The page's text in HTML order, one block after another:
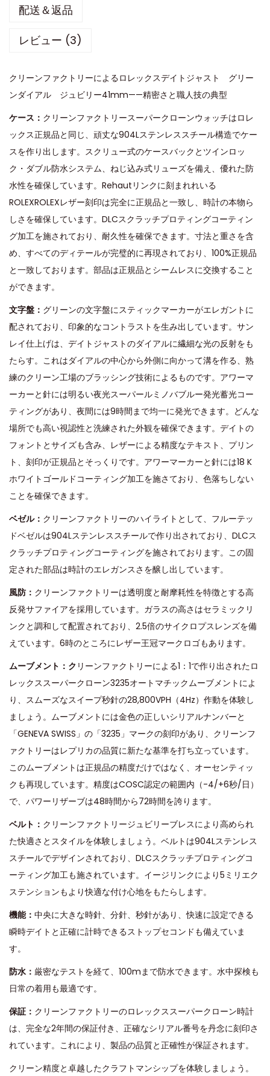
配送＆返品
レビュー (3)
クリーンファクトリーによるロレックスデイトジャスト グリー
ンダイアル ジュビリー41mm——精密さと職人技の典型
ケース： クリーンファクトリースーパークローンウォッチはロレ
ックス正規品と同じ、頑丈な904Lステンレススチール構造でケー
スを作り出します。スクリュー式のケースバックとツインロッ
ク・ダブル防水システム、ねじ込み式リューズを備え、優れた防
水性を確保しています。Rehautリンクに刻まれれいる
ROLEXROLEXレザー刻印は完全に正規品と一致し、時計の本物ら
しさを確保しています。DLCスクラッチプロティングコーティン
グ加工を施されており、耐久性を確保できます。寸法と重さを含
め、すべてのディテールが完璧的に再現されており、100%正規品
と一致しております。部品は正規品とシームレスに交換すること
ができます。
文字盤： グリーンの文字盤にスティックマーカーがエレガントに
配されており、印象的なコントラストを生み出しています。サン
レイ仕上げは、デイトジャストのダイアルに繊細な光の反射をも
たらす。これはダイアルの中心から外側に向かって溝を作る、熟
練のクリーン工場のブラッシング技術によるものです。アワーマ
ーカーと針には明るい夜光スーパールミノバブルー発光蓄光コー
ティングがあり、夜間には9時間まで均一に発光できます。どんな
場所でも高い視認性と洗練された外観を確保できます。デイトの
フォントとサイズも含み、レザーによる精度なテキスト、プリン
ト、刻印が正規品とそっくりです。アワーマーカーと針には18 K
ホワイトゴールドコーティング加工を施さており、色落ちしない
ことを確保できます。
ベゼル： クリーンファクトリーのハイライトとして、フルーテッ
ドベゼルは904Lステンレススチールで作り出されており、DLCス
クラッチプロティングコーティングを施されております。この固
定された部品は時計のエレガンスさを醸し出しています。
風防： クリーンファクトリーは透明度と耐摩耗性を特徴とする高
反発サファイアを採用しています。ガラスの高さはセラミックリ
ンクと調和して配置されており、2.5倍のサイクロプスレンズを備
えています。6時のところにレザー王冠マークロゴもあります。
ムーブメント：ク リーンファクトリーによる1：1で作り出されたロ
レックススーパークローン3235オートマチックムーブメントによ
り、スムーズなスイープ秒針の28,800VPH（4Hz）作動を体験し
ましょう。ムーブメントには金色の正しいシリアルナンバーと
「GENEVA SWISS」の「3235」マークの刻印があり、クリーンフ
ァクトリーはレプリカの品質に新たな基準を打ち立っています。
このムーブメントは正規品の精度だけではなく、オーセンティッ
クも再現しています。精度はCOSC認定の範囲内（-4/+6秒/日）
で、パワーリザーブは48時間から72時間を誇ります。
ベルト： クリーンファクトリージュビリーブレスにより高められ
た快適さとスタイルを体験しましょう。ベルトは904Lステンレス
スチールでデザインされており、DLCスクラッチプロティングコ
ーティング加工も施されています。イージリンクにより5ミリエク
ステンションもより快適な付け心地をもたらします。
機能： 中央に大きな時針、分針、秒針があり、快速に設定できる
瞬時デイトと正確に計時できるストップセコンドも備えていま
す。
防水： 厳密なテストを経て、100mまで防水できます。水中探検も
日常の着用も最適です。
保証： クリーンファクトリーのロレックススーパークローン時計
は、完全な2年間の保証付き、正確なシリアル番号を丹念に刻印さ
れています。これにより、製品の品質と正確性が保証されます。
クリーン精度と卓越したクラフトマンシップを体験しましょう。